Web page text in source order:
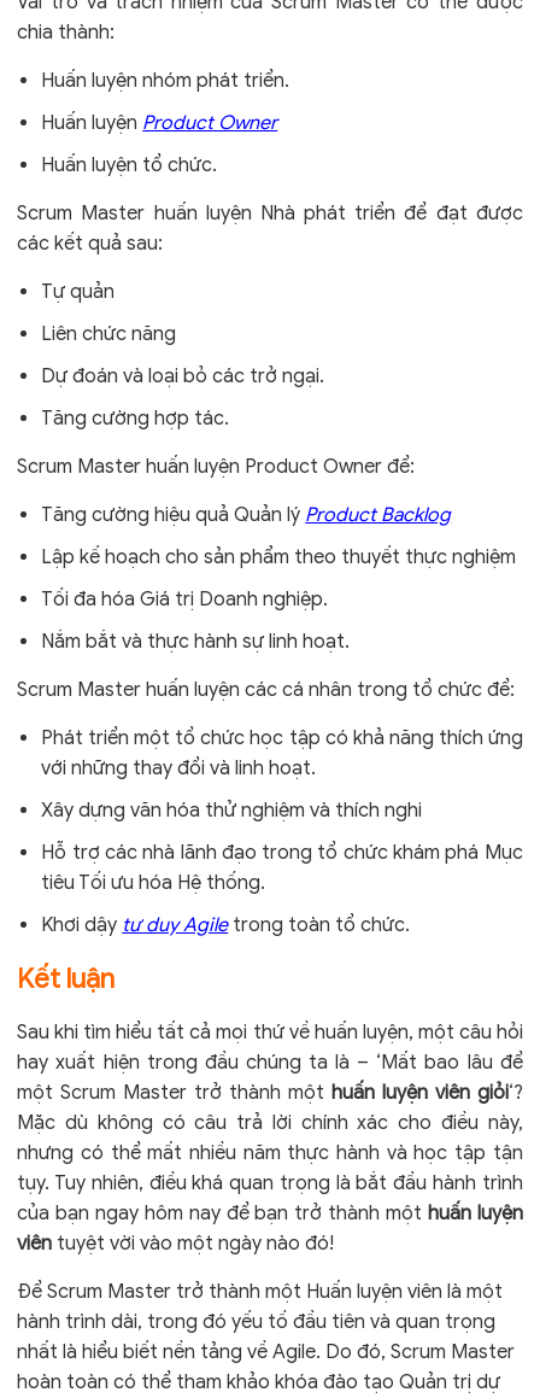
chia thành:
Huấn luyện nhóm phát triển.
Huấn luyện Product Owner
Huấn luyện tổ chức.
Scrum Master huấn luyện Nhà phát triển để đạt được
các kết quả sau:
Tự quản
Liên chức năng
Dự đoán và loại bỏ các trở ngại.
Tăng cường hợp tác.
Scrum Master huấn luyện Product Owner để:
Tăng cường hiệu quả Quản lý Product Backlog
Lập kế hoạch cho sản phẩm theo thuyết thực nghiệm
Tối đa hóa Giá trị Doanh nghiệp.
Nắm bắt và thực hành sự linh hoạt.
Scrum Master huấn luyện các cá nhân trong tổ chức để:
Phát triển một tổ chức học tập có khả năng thích ứng
với những thay đổi và linh hoạt.
Xây dựng văn hóa thử nghiệm và thích nghi
Hỗ trợ các nhà lãnh đạo trong tổ chức khám phá Mục
tiêu Tối ưu hóa Hệ thống.
Khơi dậy tư duy Agiletrong toàn tổ chức.
Kết luận
Sau khi tìm hiểu tất cả mọi thứ về huấn luyện, một câu hỏi
hay xuất hiện trong đầu chúng ta là – ‘Mất bao lâu để
một Scrum Master trở thành một huấn luyện viên giỏi‘?
Mặc dù không có câu trả lời chính xác cho điều này,
nhưng có thể mất nhiều năm thực hành và học tập tận
tụy. Tuy nhiên, điều khá quan trọng là bắt đầu hành trình
của bạn ngay hôm nay để bạn trở thành một huấn luyện
viên tuyệt vời vào một ngày nào đó!
Để Scrum Master trở thành một Huấn luyện viên là một
hành trình dài, trong đó yếu tố đầu tiên và quan trọng
nhất là hiểu biết nền tảng về Agile. Do đó,Scrum Master
hoàn toàn có thể tham khảokhóa đào tạo Quản trị dự